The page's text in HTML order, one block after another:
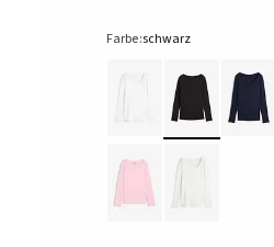
Farbe:schwarz